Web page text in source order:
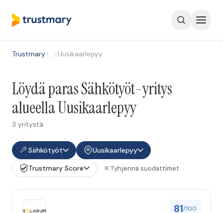
Trustmary>…>Uusikaarlepyy
Löydä paras Sähkötyöt-yritys
alueella Uusikaarlepyy
3 yritystä
Sähkötyöt
Uusikaarlepyy
Trustmary Score
Tyhjennä suodattimet
81/100